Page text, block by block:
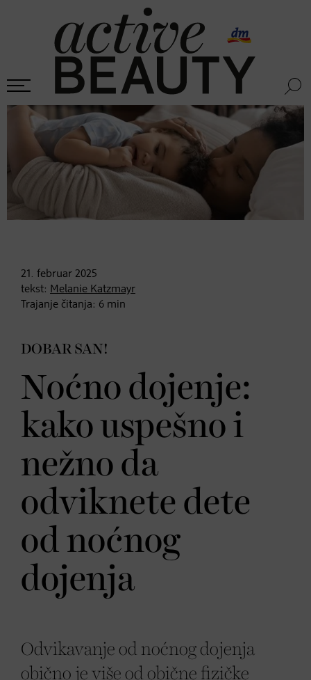
21. februar 2025
tekst: Melanie Katzmayr
Trajanje čitanja: 6 min
DOBAR SAN!
Noćno dojenje:
kako uspešno i
nežno da
odviknete dete
od noćnog
dojenja
Odvikavanje od noćnog dojenja
obično je više od obične fizičke